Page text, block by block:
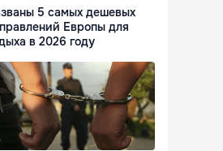
5 самых дешевых
Европы для
в 2026 году